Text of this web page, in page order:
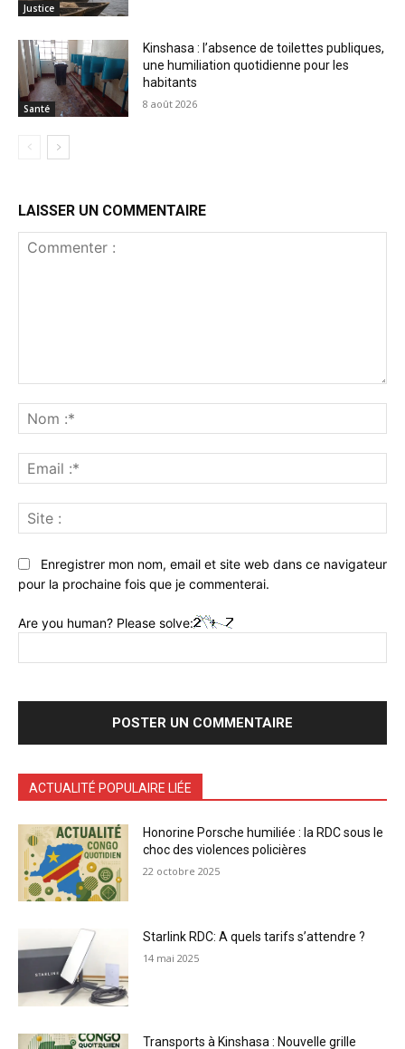
Justice
Santé
Kinshasa : l’absence de toilettes publiques,
une humiliation quotidienne pour les
habitants
8 août 2026
LAISSER UN COMMENTAIRE
:*
:*
:
Enregistrer mon nom, email et site web dans ce navigateur
pour la prochaine fois que je commenterai.
Are you human? Please solve:
ACTUALITÉ POPULAIRE LIÉE
Honorine Porsche humiliée : la RDC sous le
choc des violences policières
22 octobre 2025
Starlink RDC: A quels tarifs s’attendre ?
14 mai 2025
Transports à Kinshasa : Nouvelle grille